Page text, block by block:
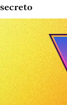
secreto